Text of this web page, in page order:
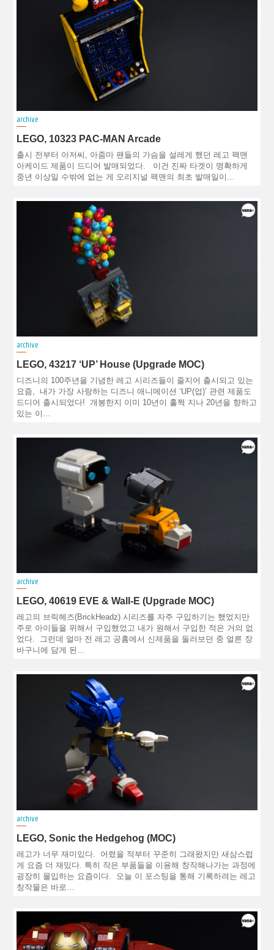
archive
LEGO, 10323 PAC-MAN Arcade
출시 전부터 아저씨, 아줌마 팬들의 가슴을 설레게 했던 레고 팩맨
아케이드 제품이 드디어 발매되었다. 이건 진짜 타겟이 명확하게
중년 이상일 수밖에 없는 게 오리지널 팩맨의 최초 발매일이…
archive
LEGO, 43217 ‘UP’ House (Upgrade MOC)
디즈니의 100주년을 기념한 레고 시리즈들이 줄지어 출시되고 있는
요즘, 내가 가장 사랑하는 디즈니 애니메이션 ‘UP(업)’ 관련 제품도
드디어 출시되었다! 개봉한지 이미 10년이 훌쩍 지나 20년을 향하고
있는 이…
archive
LEGO, 40619 EVE & Wall-E (Upgrade MOC)
레고의 브릭헤즈(BrickHeadz) 시리즈를 자주 구입하기는 했었지만
주로 아이들을 위해서 구입했었고 내가 원해서 구입한 적은 거의 없
었다. 그런데 얼마 전 레고 공홈에서 신제품을 둘러보던 중 얼른 장
바구니에 담게 된…
archive
LEGO, Sonic the Hedgehog (MOC)
레고가 너무 재미있다. 어렸을 적부터 꾸준히 그래왔지만 새삼스럽
게 요즘 더 재밌다. 특히 작은 부품들을 이용해 창작해나가는 과정에
굉장히 몰입하는 요즘이다. 오늘 이 포스팅을 통해 기록하려는 레고
창작물은 바로…